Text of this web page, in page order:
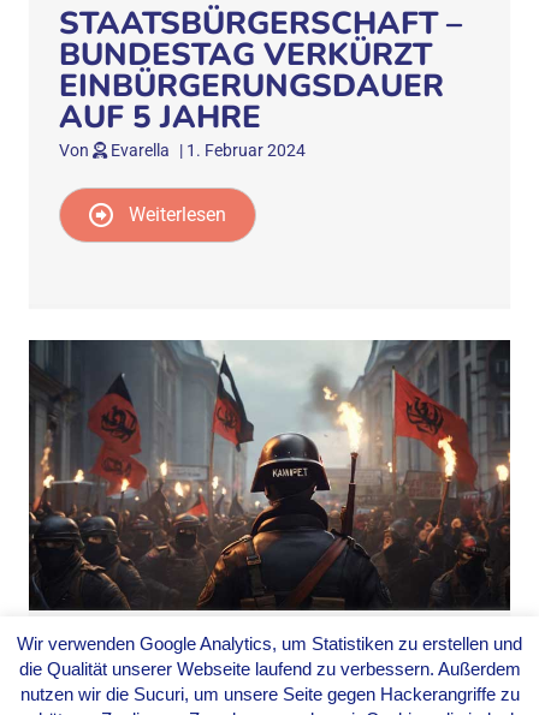
STAATSBÜRGERSCHAFT –
BUNDESTAG VERKÜRZT
EINBÜRGERUNGSDAUER
AUF 5 JAHRE
Von Evarella | 1. Februar 2024
Weiterlesen
KAMPF GEGEN RECHTS
UND DER
Wir verwenden Google Analytics, um Statistiken zu erstellen und
die Qualität unserer Webseite laufend zu verbessern. Außerdem
nutzen wir die Sucuri, um unsere Seite gegen Hackerangriffe zu